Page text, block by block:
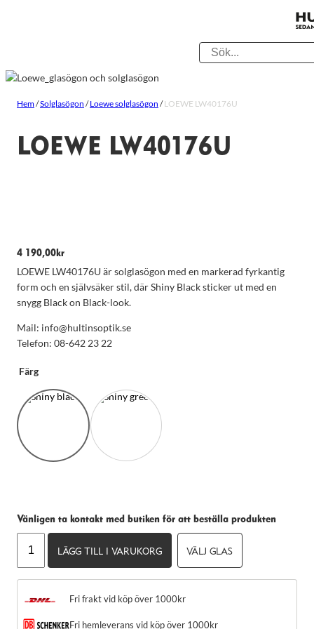
Hem/Solglasögon /Loewe solglasögon /LOEWE LW40176U
LOEWE LW40176U
4 190,00 kr
LOEWE LW40176U är solglasögon med en markerad fyrkantig
form och en självsäker stil, där Shiny Black sticker ut med en
snygg Black on Black-look.
Mail: info@hultinsoptik.se
Telefon: 08-642 23 22
Färg
Vänligen ta kontakt med butiken för att beställa produkten
LW40176U
mängd
LÄGG TILL I VARUKORG VÄLJ GLAS
Fri frakt vid köp över 1000kr
Fri hemleverans vid köp över 1000kr
Nödvändiga
Dessa kakor
välja bort.
De behövs
över huvud